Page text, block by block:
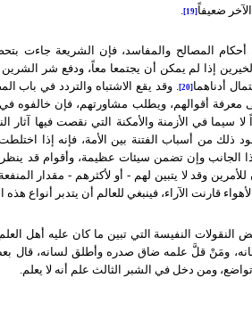
ضعيفاً[19]
المصالح والمفاسد، فإن الشريعة جاءت
إذا لم يمكن أن يجتمعا معاً، ودفع شر
أدناهما [20]
. وقد يقع الاشتباه والتردد في باب
أقوالهم، ويطلب مشاورتهم، فإن خالفوه
سيما في الأزمنة والأمكنة التي نقصت فيها آثار
ذلك من أسباب الفتنة بين الأمة، فإنه إذا
الجانب وإن تضمن سيئات عظيمة، وأقوام قد
وقد لا يتبين لهم - أو لأكثرهم - مقدار
قارنت الآراء، فينبغي للعالم أن يتدبر أنواع
النقولات النفيسة التي تبين ما كان عليه أهل
ومَنْ قلَّ علمه ضاق صدره وأطلق لسانه، قال بعض
ومن دخل في الشبر الثالث علم أنه لا يعلم.